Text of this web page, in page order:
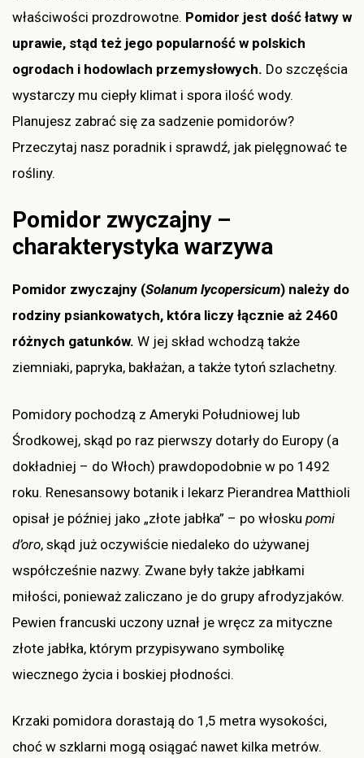
właściwości prozdrowotne. Pomidor jest dość łatwy w
uprawie, stąd też jego popularność w polskich
ogrodach i hodowlach przemysłowych. Do szczęścia
wystarczy mu ciepły klimat i spora ilość wody.
Planujesz zabrać się za sadzenie pomidorów?
Przeczytaj nasz poradnik i sprawdź, jak pielęgnować te
rośliny.
Pomidor zwyczajny –
charakterystyka warzywa
Pomidor zwyczajny (Solanum lycopersicum) należy do
rodziny psiankowatych, która liczy łącznie aż 2460
różnych gatunków. W jej skład wchodzą także
ziemniaki, papryka, bakłażan, a także tytoń szlachetny.
Pomidory pochodzą z Ameryki Południowej lub
Środkowej, skąd po raz pierwszy dotarły do Europy (a
dokładniej – do Włoch) prawdopodobnie w po 1492
roku. Renesansowy botanik i lekarz Pierandrea Matthioli
opisał je później jako „złote jabłka” – po włosku pomi
d’oro, skąd już oczywiście niedaleko do używanej
współcześnie nazwy. Zwane były także jabłkami
miłości, ponieważ zaliczano je do grupy afrodyzjaków.
Pewien francuski uczony uznał je wręcz za mityczne
złote jabłka, którym przypisywano symbolikę
wiecznego życia i boskiej płodności.
Krzaki pomidora dorastają do 1,5 metra wysokości,
choć w szklarni mogą osiągać nawet kilka metrów.